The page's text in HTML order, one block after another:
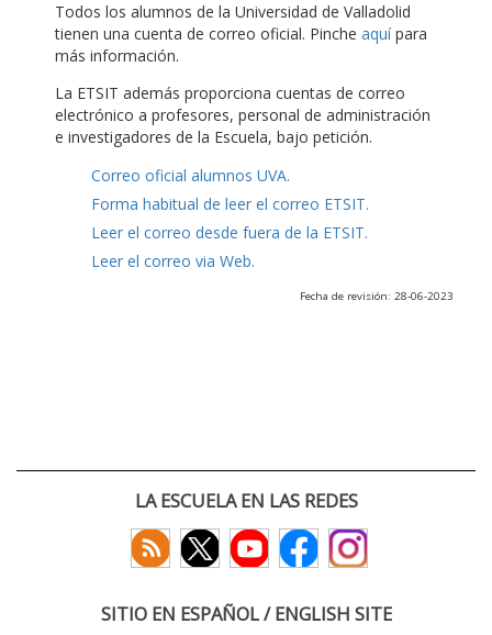
Todos los alumnos de la Universidad de Valladolid
tienen una cuenta de correo oficial. Pinche aquípara
más información.
La ETSIT además proporciona cuentas de correo
electrónico a profesores, personal de administración
e investigadores de la Escuela, bajo petición.
Correo oficial alumnos UVA.
Forma habitual de leer el correo ETSIT.
Leer el correo desde fuera de la ETSIT.
Leer el correo via Web.
Fecha de revisión: 28-06-2023
LA ESCUELA EN LAS REDES
SITIO EN ESPAÑOL / ENGLISH SITE